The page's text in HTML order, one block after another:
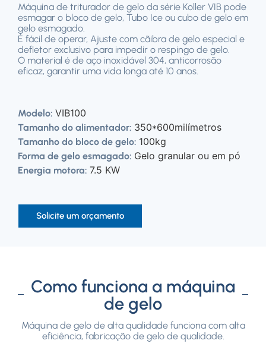
Máquina de triturador de gelo da série Koller VIB pode
esmagar o bloco de gelo, Tubo Ice ou cubo de gelo em
gelo esmagado.
É fácil de operar, Ajuste com cãibra de gelo especial e
defletor exclusivo para impedir o respingo de gelo.
O material é de aço inoxidável 304, anticorrosão
eficaz, garantir uma vida longa até 10 anos.
Modelo: VIB100
Tamanho do alimentador: 350*600milímetros
Tamanho do bloco de gelo: 100kg
Forma de gelo esmagado: Gelo granular ou em pó
Energia motora: 7.5 KW
Solicite um orçamento
Como funciona a máquina
de gelo
Máquina de gelo de alta qualidade funciona com alta
eficiência, fabricação de gelo de qualidade.